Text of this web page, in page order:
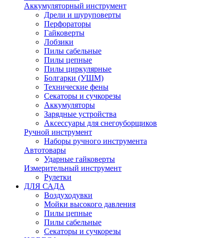
Аккумуляторный инструмент
Дрели и шуруповерты
Перфораторы
Гайковерты
Лобзики
Пилы сабельные
Пилы цепные
Пилы циркулярные
Болгарки (УШМ)
Технические фены
Секаторы и сучкорезы
Аккумуляторы
Зарядные устройства
Аксессуары для снегоуборщиков
Ручной инструмент
Наборы ручного инструмента
Автотовары
Ударные гайковерты
Измерительный инструмент
Рулетки
ДЛЯ САДА
Воздуходувки
Мойки высокого давления
Пилы цепные
Пилы сабельные
Секаторы и сучкорезы